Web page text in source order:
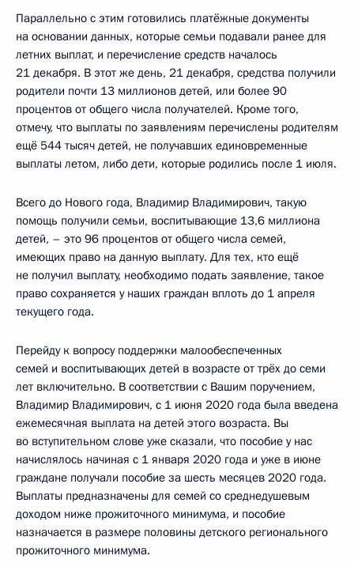
Параллельно с этим готовились платёжные документы
на основании данных, которые семьи подавали ранее для
летних выплат, и перечисление средств началось
21 декабря. В этот же день, 21 декабря, средства получили
родители почти 13 миллионов детей, или более 90
процентов от общего числа получателей. Кроме того,
отмечу, что выплаты по заявлениям перечислены родителям
ещё 544 тысяч детей, не получавших единовременные
выплаты летом, либо дети, которые родились после 1 июля.
Всего до Нового года, Владимир Владимирович, такую
помощь получили семьи, воспитывающие 13,6 миллиона
детей, – это 96 процентов от общего числа семей,
имеющих право на данную выплату. Для тех, кто ещё
не получил выплату, необходимо подать заявление, такое
право сохраняется у наших граждан вплоть до 1 апреля
текущего года.
Перейду к вопросу поддержки малообеспеченных
семей и воспитывающих детей в возрасте от трёх до семи
лет включительно. В соответствии с Вашим поручением,
Владимир Владимирович, с 1 июня 2020 года была введена
ежемесячная выплата на детей этого возраста. Вы
во вступительном слове уже сказали, что пособие у нас
начислялось начиная с 1 января 2020 года и уже в июне
граждане получали пособие за шесть месяцев 2020 года.
Выплаты предназначены для семей со среднедушевым
доходом ниже прожиточного минимума, и пособие
назначается в размере половины детского регионального
прожиточного минимума.